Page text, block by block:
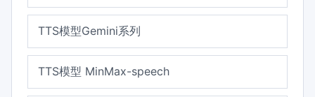
TTS模型Gemini系列
TTS模型 MinMax-speech